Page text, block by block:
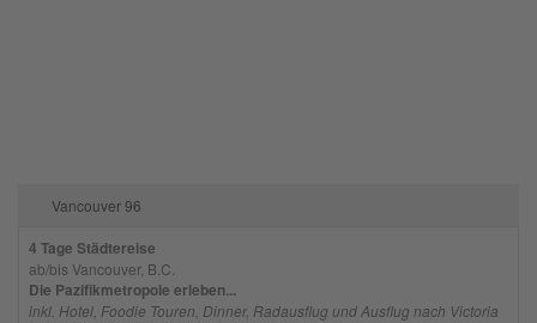
Vancouver 96
4 Tage Städtereise
ab/bis Vancouver, B.C.
Die Pazifikmetropole erleben...
inkl. Hotel, Foodie Touren, Dinner, Radausflug und Ausflug nach Victoria